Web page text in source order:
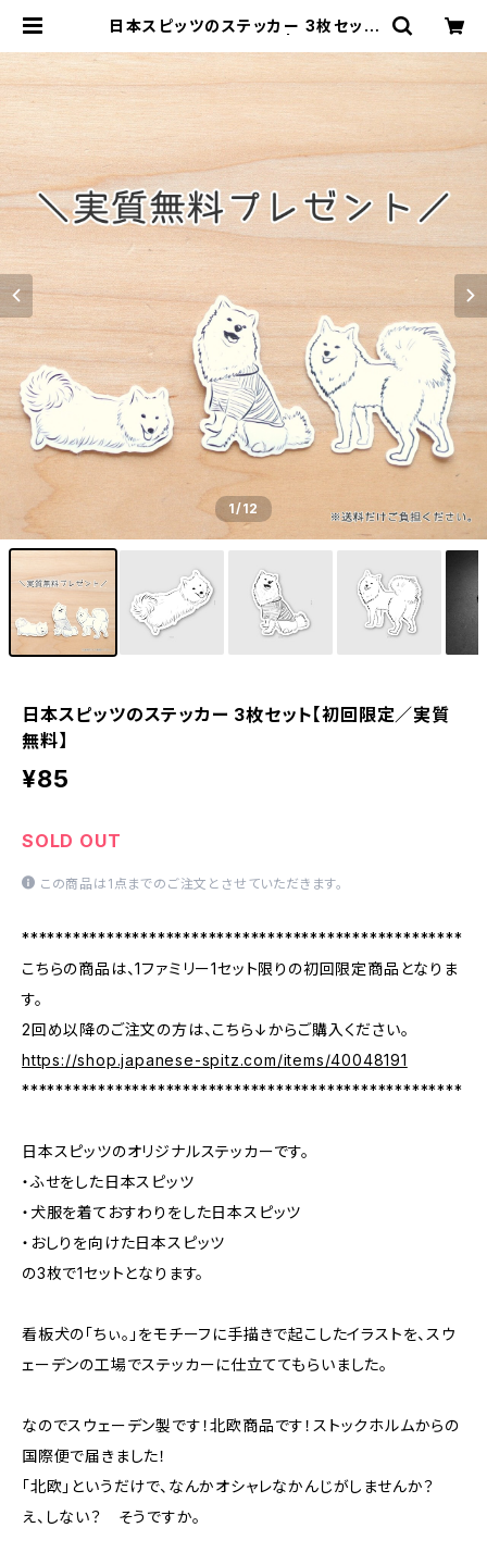
日本スピッツのステッカー 3枚セット
ツのお店『NO SPITZ, NO LIFE』
1/12
日本スピッツのステッカー 3枚セット【初回限定／実質
無料】
¥85
SOLD OUT
この商品は1点までのご注文とさせていただきます。
****************************************************
こちらの商品は、1ファミリー1セット限りの初回限定商品となりま
す。
2回め以降のご注文の方は、こちら↓からご購入ください。
https://shop.japanese-spitz.com/items/40048191
****************************************************
日本スピッツのオリジナルステッカーです。
・ふせをした日本スピッツ
・犬服を着ておすわりをした日本スピッツ
・おしりを向けた日本スピッツ
の3枚で1セットとなります。
看板犬の「ちぃ。」をモチーフに手描きで起こしたイラストを、スウ
ェーデンの工場でステッカーに仕立ててもらいました。
なのでスウェーデン製です！北欧商品です！ストックホルムからの
国際便で届きました！
「北欧」というだけで、なんかオシャレなかんじがしませんか？
え、しない？ そうですか。